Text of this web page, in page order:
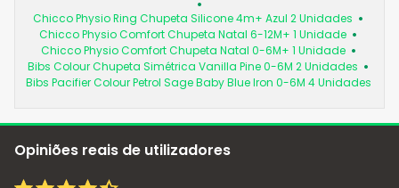
Chicco Physio Ring Chupeta Silicone 4m+ Azul 2 Unidades
Chicco Physio Comfort Chupeta Natal 6-12M+ 1 Unidade
Chicco Physio Comfort Chupeta Natal 0-6M+ 1 Unidade
Bibs Colour Chupeta Simétrica Vanilla Pine 0-6M 2 Unidades
Bibs Pacifier Colour Petrol Sage Baby Blue Iron 0-6M 4 Unidades
Opiniões reais de utilizadores